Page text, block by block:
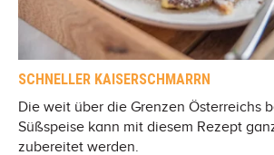
SCHNELLER KAISERSCHMARRN
Die weit über die Grenzen Österreichs
Süßspeise kann mit diesem Rezept
zubereitet werden.